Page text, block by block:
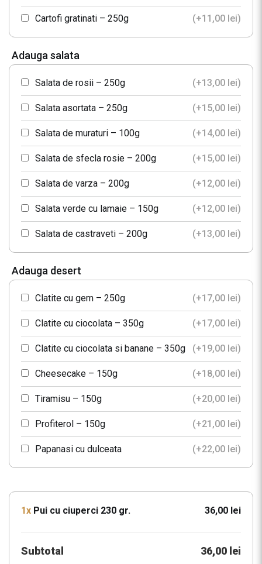
Cartofi gratinati – 250g (+11,00 lei)
Orez mexican – 250g (+15,00lei)
Orez – 200g (+9,00lei)
Legume grill (+13,00lei)
Cartofi „PUB” (+12,00lei)
Adauga salata
Salata de rosii – 250g (+13,00 lei)
Salata asortata – 250g (+15,00 lei)
Salata de muraturi – 100g (+14,00 lei)
Salata de sfecla rosie – 200g (+15,00 lei)
Salata de varza – 200g (+12,00 lei)
Salata verde cu lamaie – 150g (+12,00 lei)
Salata de castraveti – 200g (+13,00 lei)
Adauga desert
Clatite cu gem – 250g (+17,00 lei)
Clatite cu ciocolata – 350g (+17,00 lei)
Clatite cu ciocolata si banane – 350g (+19,00 lei)
Cheesecake – 150g (+18,00 lei)
Tiramisu – 150g (+20,00 lei)
Profiterol – 150g (+21,00 lei)
Papanasi cu dulceata (+22,00 lei)
1x Pui cu ciuperci 230 gr. 36,00 lei
Subtotal 36,00 lei